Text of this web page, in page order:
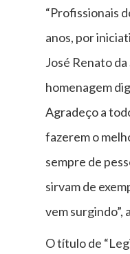
“Profissionais
anos, por
José Renato da
homenagem
Agradeço a
fazerem o
sempre de
sirvam de
vem surgindo”,
O título de